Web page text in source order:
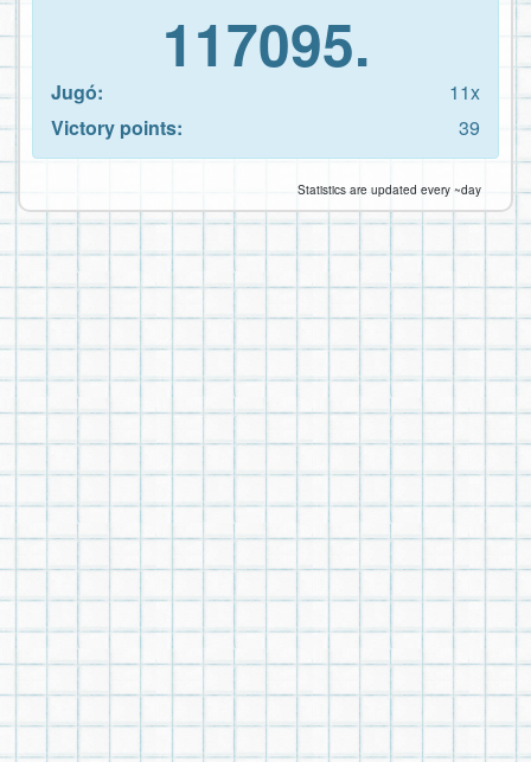
117095.
Jugó:
11x
Victory points:
39
Statistics are updated every ~day